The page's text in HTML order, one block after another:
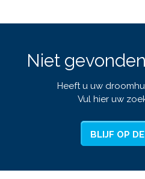
Niet
Heeft u uw
Vul hier uw
BLIJF OP